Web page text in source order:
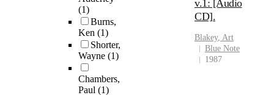
(1)
Burns,
Ken (1)
Shorter,
Wayne (1)
Chambers,
Paul (1)
v.1: [Audio
CD].
Blakey, Art
Blue Note
1987